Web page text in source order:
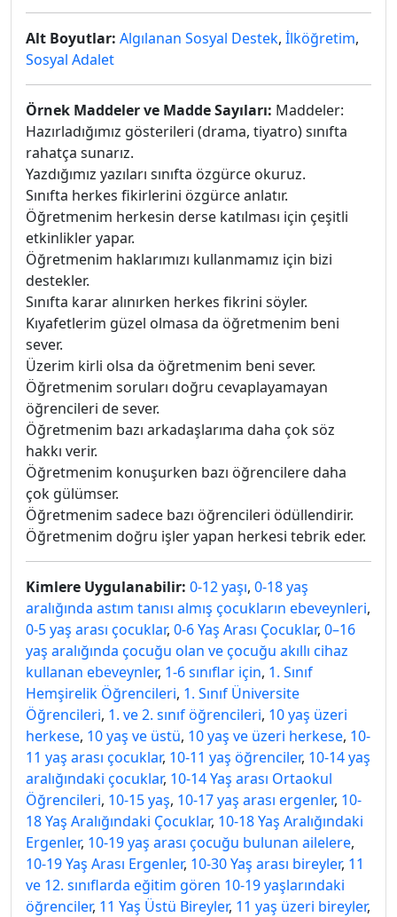
Alt Boyutlar: Algılanan Sosyal Destek, İlköğretim,
Sosyal Adalet
Örnek Maddeler ve Madde Sayıları: Maddeler:
Hazırladığımız gösterileri (drama, tiyatro) sınıfta
rahatça sunarız.
Yazdığımız yazıları sınıfta özgürce okuruz.
Sınıfta herkes fikirlerini özgürce anlatır.
Öğretmenim herkesin derse katılması için çeşitli
etkinlikler yapar.
Öğretmenim haklarımızı kullanmamız için bizi
destekler.
Sınıfta karar alınırken herkes fikrini söyler.
Kıyafetlerim güzel olmasa da öğretmenim beni
sever.
Üzerim kirli olsa da öğretmenim beni sever.
Öğretmenim soruları doğru cevaplayamayan
öğrencileri de sever.
Öğretmenim bazı arkadaşlarıma daha çok söz
hakkı verir.
Öğretmenim konuşurken bazı öğrencilere daha
çok gülümser.
Öğretmenim sadece bazı öğrencileri ödüllendirir.
Öğretmenim doğru işler yapan herkesi tebrik eder.
Kimlere Uygulanabilir: 0-12 yaşı, 0-18 yaş
aralığında astım tanısı almış çocukların ebeveynleri,
0-5 yaş arası çocuklar, 0-6 Yaş Arası Çocuklar, 0–16
yaş aralığında çocuğu olan ve çocuğu akıllı cihaz
kullanan ebeveynler, 1-6 sınıflar için, 1. Sınıf
Hemşirelik Öğrencileri, 1. Sınıf Üniversite
Öğrencileri, 1. ve 2. sınıf öğrencileri, 10 yaş üzeri
herkese, 10 yaş ve üstü, 10 yaş ve üzeri herkese, 10-
11 yaş arası çocuklar, 10-11 yaş öğrenciler, 10-14 yaş
aralığındaki çocuklar, 10-14 Yaş arası Ortaokul
Öğrencileri, 10-15 yaş, 10-17 yaş arası ergenler, 10-
18 Yaş Aralığındaki Çocuklar, 10-18 Yaş Aralığındaki
Ergenler, 10-19 yaş arası çocuğu bulunan ailelere,
10-19 Yaş Arası Ergenler, 10-30 Yaş arası bireyler, 11
ve 12. sınıflarda eğitim gören 10-19 yaşlarındaki
öğrenciler, 11 Yaş Üstü Bireyler, 11 yaş üzeri bireyler,